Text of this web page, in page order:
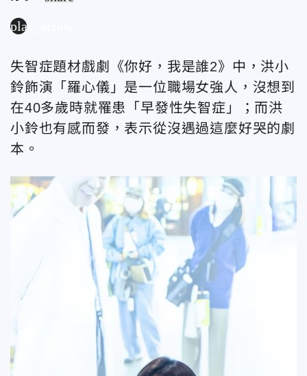
play_arrow
失智症題材戲劇《你好，我是誰2》中，洪小
鈴飾演「羅心儀」是一位職場女強人，沒想到
在40多歲時就罹患「早發性失智症」；而洪
小鈴也有感而發，表示從沒遇過這麼好哭的劇
本。